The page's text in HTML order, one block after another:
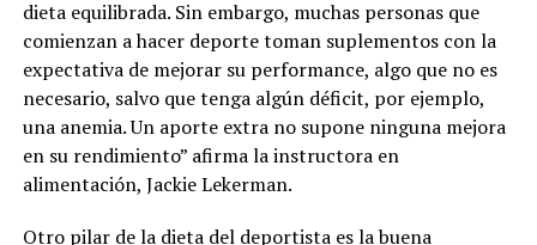
dieta equilibrada. Sin embargo, muchas personas que
comienzan a hacer deporte toman suplementos con la
expectativa de mejorar su performance, algo que no es
necesario, salvo que tenga algún déficit, por ejemplo,
una anemia. Un aporte extra no supone ninguna mejora
en su rendimiento” afirma la instructora en
alimentación, Jackie Lekerman.
Otro pilar de la dieta del deportista es la buena